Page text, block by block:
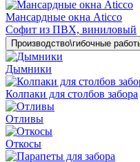
Мансардные окна Aticco
Софит из ПВХ, виниловый
Производство\гибочные
Дымники
Колпаки для столбов забора
Отливы
Откосы